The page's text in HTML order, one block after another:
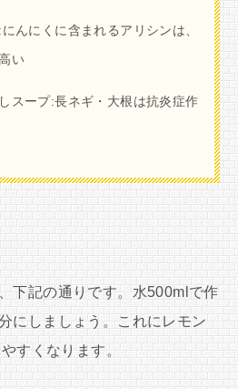
んにくに含まれるアリシンは、
い
スープ:長ネギ・大根は抗炎症作
下記の通りです。水500mlで作
にしましょう。これにレモン
すくなります。